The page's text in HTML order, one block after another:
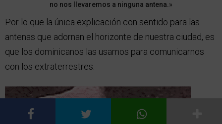
no nos llevaremos a ninguna antena.»
Por lo que la única explicación con sentido para las
antenas que adornan el horizonte de nuestra ciudad, es
que los dominicanos las usamos para comunicarnos
con los extraterrestres.